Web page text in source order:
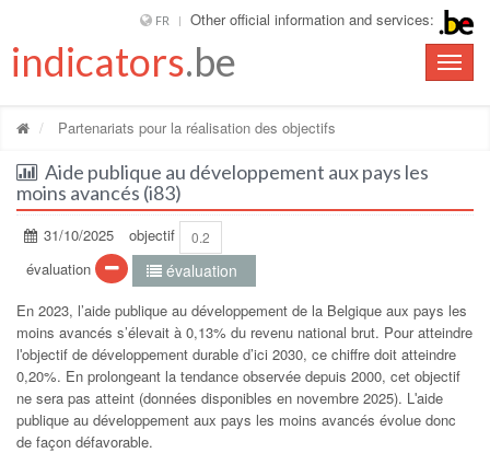
FR Other official information and services:
Toggle
indicators.be
Partenariats pour la réalisation des objectifs
Aide publique au développement aux pays les
moins avancés (i83)
31/10/2025 objectif 0.2
évaluation évaluation
En 2023, l’aide publique au développement de la Belgique aux pays les
moins avancés s’élevait à 0,13% du revenu national brut. Pour atteindre
lʹobjectif de développement durable d’ici 2030, ce chiffre doit atteindre
0,20%. En prolongeant la tendance observée depuis 2000, cet objectif
ne sera pas atteint (données disponibles en novembre 2025). Lʹaide
publique au développement aux pays les moins avancés évolue donc
de façon défavorable.